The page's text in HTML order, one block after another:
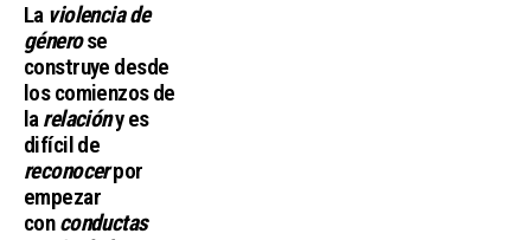
La violencia de
génerose
construye desde
los comienzos de
larelacióny es
difícil de
reconocerpor
empezar
conconductas